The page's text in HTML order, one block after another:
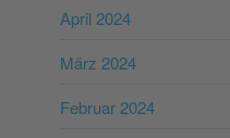
April 2024
März 2024
Februar 2024